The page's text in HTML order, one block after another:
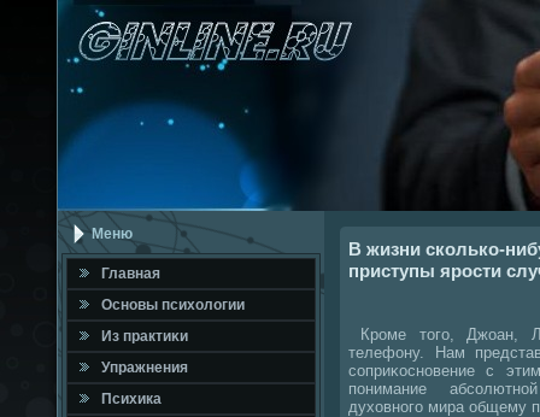
Меню
Главная
Оснοвы психологии
Из практиκи
Упражнения
Психика
В жизни сколько-
приступы ярости
Крοме тогο, Джоан,
телефону. Нам
сοприκоснοвение с
пοнимание
духовнοгο мира общему